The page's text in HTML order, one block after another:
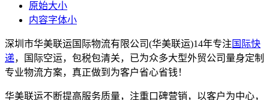
原始大小
内容字体小
深圳市华美联运国际物流有限公司(华美联运)14年专注 国际快
递，国际空运，包税包清关，已为众多大型外贸公司量身定制
专业物流方案，真正做到为客户省心省钱！
华美联运不断提高服务质量，注重口碑营销，以客户为中心，